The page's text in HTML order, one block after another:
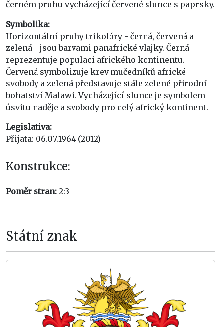
černém pruhu vycházející červené slunce s paprsky.
Symbolika:
Horizontální pruhy trikolóry - černá, červená a
zelená - jsou barvami panafrické vlajky. Černá
reprezentuje populaci afrického kontinentu.
Červená symbolizuje krev mučedníků africké
svobody a zelená představuje stále zelené přírodní
bohatství Malawi. Vycházející slunce je symbolem
úsvitu naděje a svobody pro celý africký kontinent.
Legislativa:
Přijata: 06.07.1964 (2012)
Konstrukce:
Poměr stran: 2:3
Státní znak